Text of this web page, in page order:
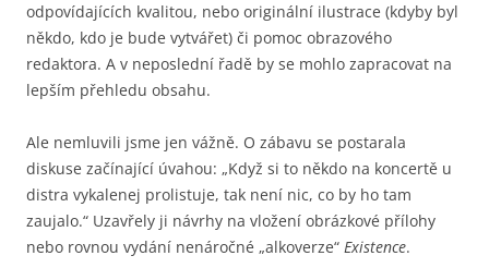
odpovídajících kvalitou, nebo originální ilustrace (kdyby byl
někdo, kdo je bude vytvářet) či pomoc obrazového
redaktora. A v neposlední řadě by se mohlo zapracovat na
lepším přehledu obsahu.
Ale nemluvili jsme jen vážně. O zábavu se postarala
diskuse začínající úvahou: „Když si to někdo na koncertě u
distra vykalenej prolistuje, tak není nic, co by ho tam
zaujalo.“ Uzavřely ji návrhy na vložení obrázkové přílohy
nebo rovnou vydání nenáročné „alkoverze“ Existence.